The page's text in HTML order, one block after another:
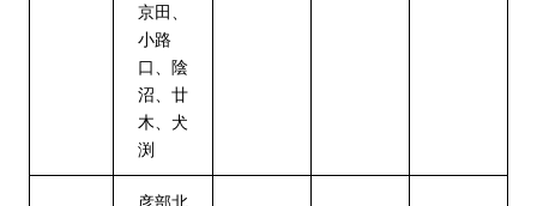
京田、
小路
口、陰
沼、廿
木、犬
渕
彦部北